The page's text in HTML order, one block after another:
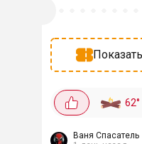
62°
Ваня Спасатель